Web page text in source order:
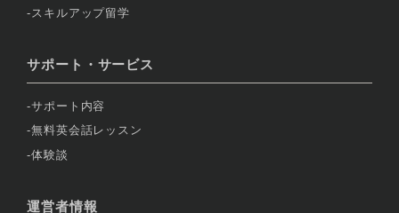
スキルアップ留学
サポート・サービス
サポート内容
無料英会話レッスン
体験談
運営者情報